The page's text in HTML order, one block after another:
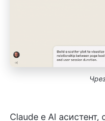
Claude е AI